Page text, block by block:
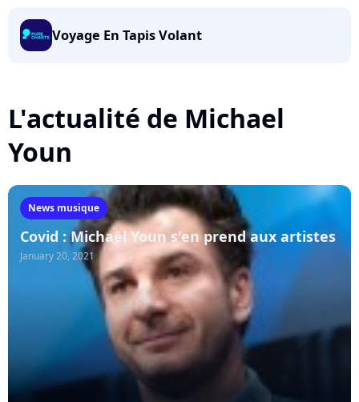
Voyage En Tapis Volant
L'actualité de Michael
Youn
News musique
Covid : Michaël Youn s'en prend aux artistes
January 20, 2021